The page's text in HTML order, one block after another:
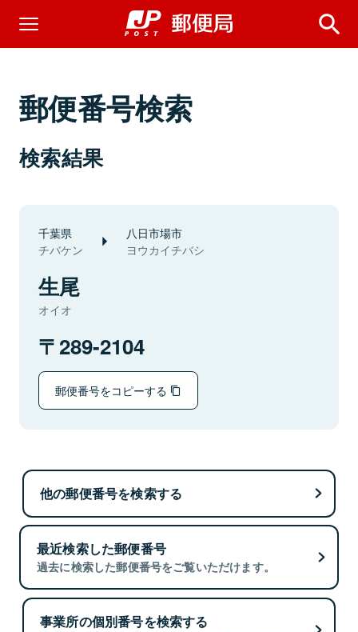
郵便番号検索
検索結果
千葉県
チバケン
八日市場市
ヨウカイチバシ
生尾
オイオ
289-2104
郵便番号をコピーする
他の郵便番号を検索する
最近検索した郵便番号
過去に検索した郵便番号をご覧いただけます。
事業所の個別番号を検索する